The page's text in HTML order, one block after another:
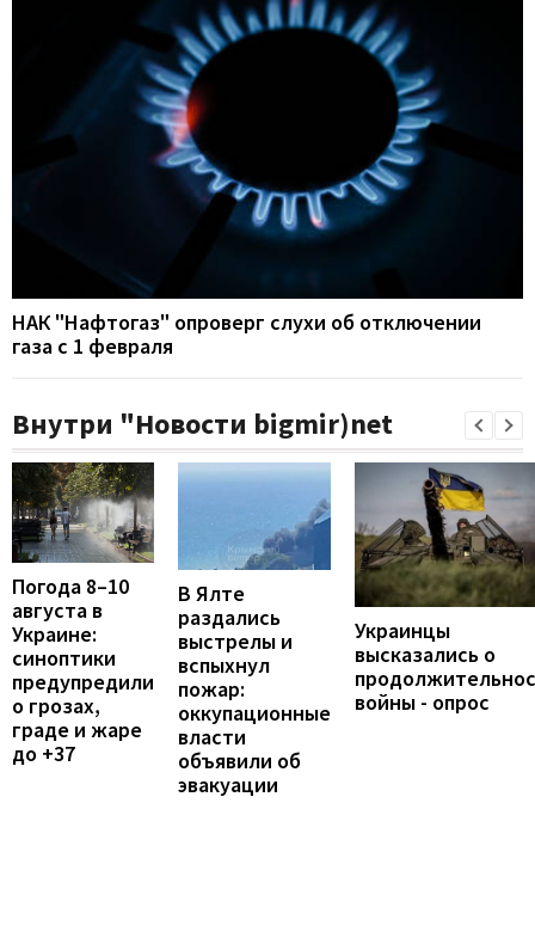
НАК "Нафтогаз" опроверг слухи об отключении
газа с 1 февраля
Внутри "Новости bigmir)net
Погода 8–10
августа в
Украине:
синоптики
предупредили
о грозах,
граде и жаре
до +37
В Ялте
раздались
выстрелы и
вспыхнул
пожар:
оккупационные
власти
объявили об
эвакуации
Украинцы
высказались о
войны - опрос